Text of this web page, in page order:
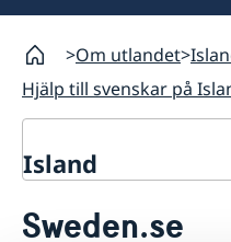
Om utlandet
Hjälp till svenskar på
Island
Hjälp till svenskar på
Sweden.se